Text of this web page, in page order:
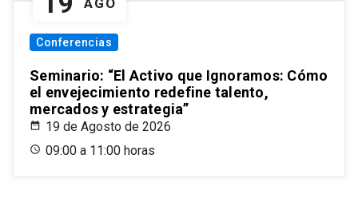
AGO
Conferencias
Seminario: “El Activo que Ignoramos: Cómo
el envejecimiento redefine talento,
mercados y estrategia”
19 de Agosto de 2026
09:00 a 11:00 horas